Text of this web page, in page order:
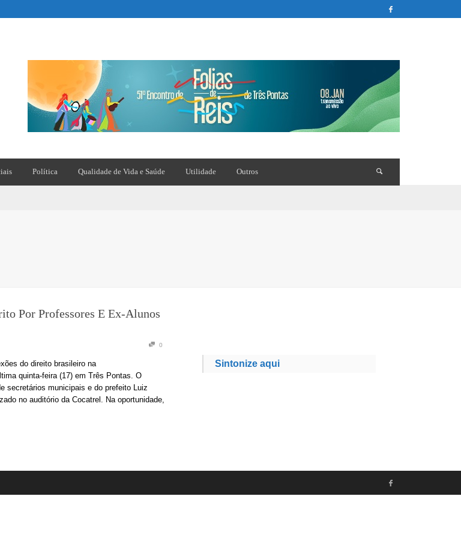
Política Qualidade de Vida e Saúde Utilidade Outros
Por Professores E Ex-Alunos
0
do direito brasileiro na
quinta-feira (17) em Três Pontas. O
secretários municipais e do prefeito Luiz
no auditório da Cocatrel. Na oportunidade,
Sintonize aqui